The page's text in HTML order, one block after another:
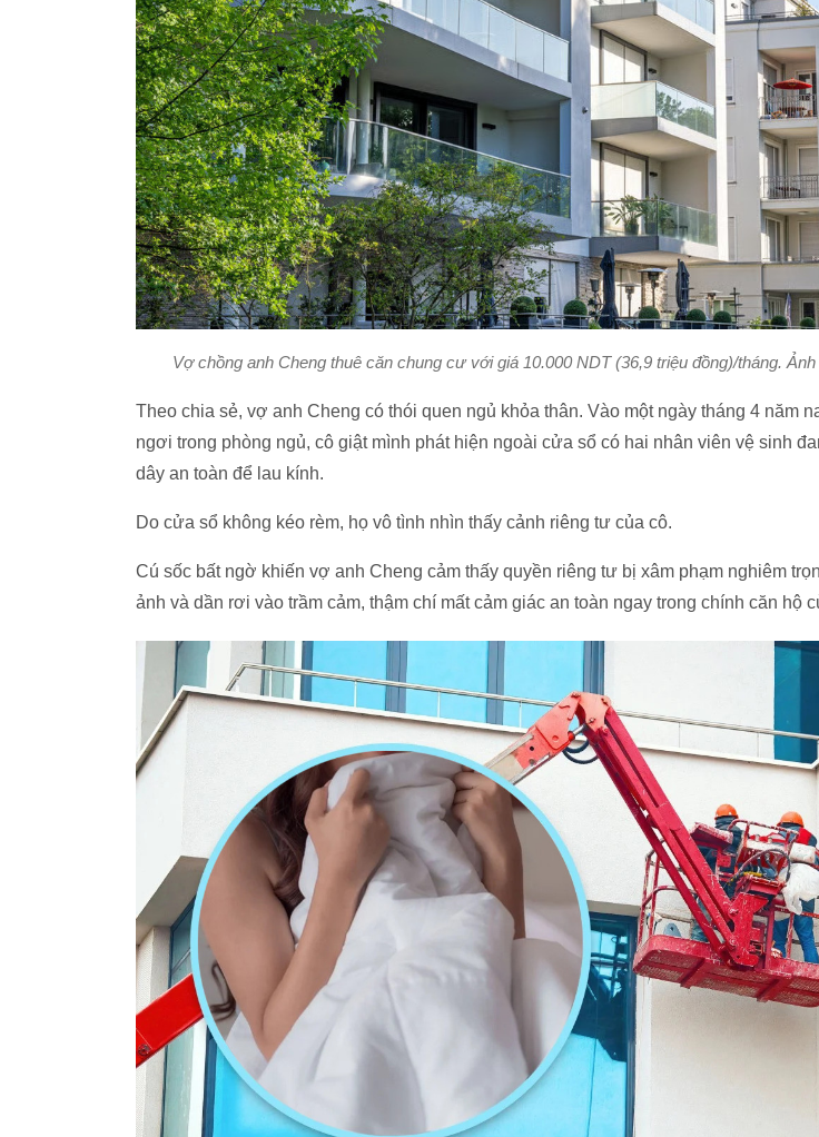
Vợ chồng anh Cheng thuê căn chung cư với giá 10.000 NDT (36,9 triệu đồng)/tháng.
Theo chia sẻ, vợ anh Cheng có thói quen ngủ khỏa thân. Vào một ngày tháng 4 năm
ngơi trong phòng ngủ, cô giật mình phát hiện ngoài cửa sổ có hai nhân viên vệ sinh
dây an toàn để lau kính.
Do cửa sổ không kéo rèm, họ vô tình nhìn thấy cảnh riêng tư của cô.
Cú sốc bất ngờ khiến vợ anh Cheng cảm thấy quyền riêng tư bị xâm phạm nghiêm
ảnh và dần rơi vào trầm cảm, thậm chí mất cảm giác an toàn ngay trong chính căn hộ